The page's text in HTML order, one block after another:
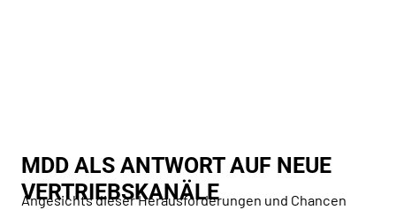
MDD ALS ANTWORT AUF NEUE
VERTRIEBSKANÄLE
Angesichts dieser Herausforderungen und Chancen